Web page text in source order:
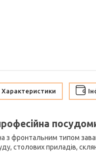
Характеристики
з фронтальним типом
столових приладів,